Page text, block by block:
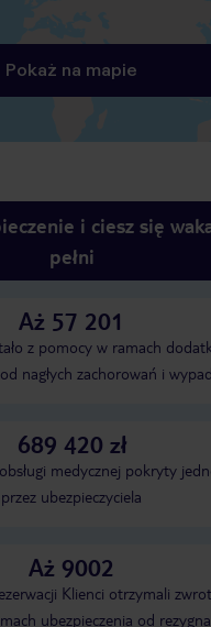
Pokaż na mapie
i ciesz się
pełni
Aż 57 201
z pomocy w ramach
nagłych zachorowań i
689 420 zł
medycznej pokryty
przez ubezpieczyciela
Aż 9002
Klienci otrzymali
ubezpieczenia od